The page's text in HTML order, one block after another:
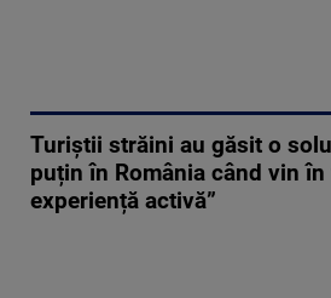
Turiștii străini au găsit o
puțin în România când vin în
experiență activă”